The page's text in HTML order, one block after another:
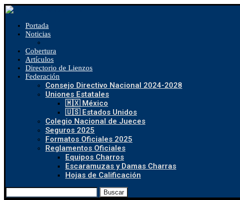
Portada
Noticias
Cobertura
Artículos
Directorio de Lienzos
Federación
Consejo Directivo Nacional 2024-2028
Uniones Estatales
🇲🇽 México
🇺🇸 Estados Unidos
Colegio Nacional de Jueces
Seguros 2025
Formatos Oficiales 2025
Reglamentos Oficiales
Equipos Charros
Escaramuzas y Damas Charras
Hojas de Calificación
Buscar